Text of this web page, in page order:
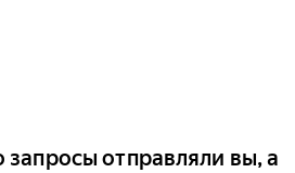
запросы отправляли вы, а